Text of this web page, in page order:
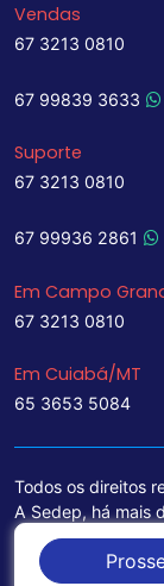
Vendas
67 3213 0810
67 99839 3633
Suporte
67 3213 0810
67 99936 2861
Em Campo
67 3213 0810
Em Cuiabá/MT
65 3653 5084
Todos os direitos
A Sedep, há mais
treinamento de
ponta para a